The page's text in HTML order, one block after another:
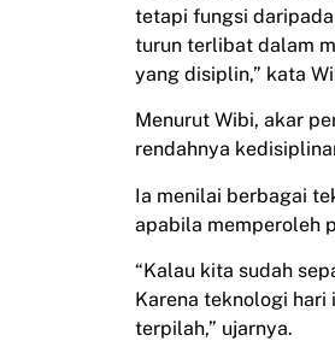
tetapi fungsi
turun terlibat dalam
yang disiplin,” kata
Menurut Wibi, akar
rendahnya
Ia menilai berbagai
apabila memperoleh
“Kalau kita sudah
Karena teknologi hari
terpilah,” ujarnya.